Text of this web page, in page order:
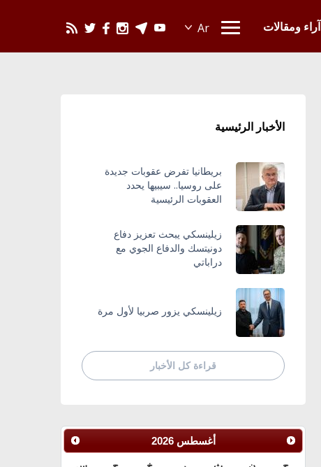
آراء ومقالات
الأخبار الرئيسية
بريطانيا تفرض عقوبات جديدة
على روسيا.. سيبيها يحدد
العقوبات الرئيسية
زيلينسكي يبحث تعزيز دفاع
دونيتسك والدفاع الجوي مع
دراباتي
زيلينسكي يزور صربيا لأول مرة
قراءة كل الأخبار
أغسطس 2026